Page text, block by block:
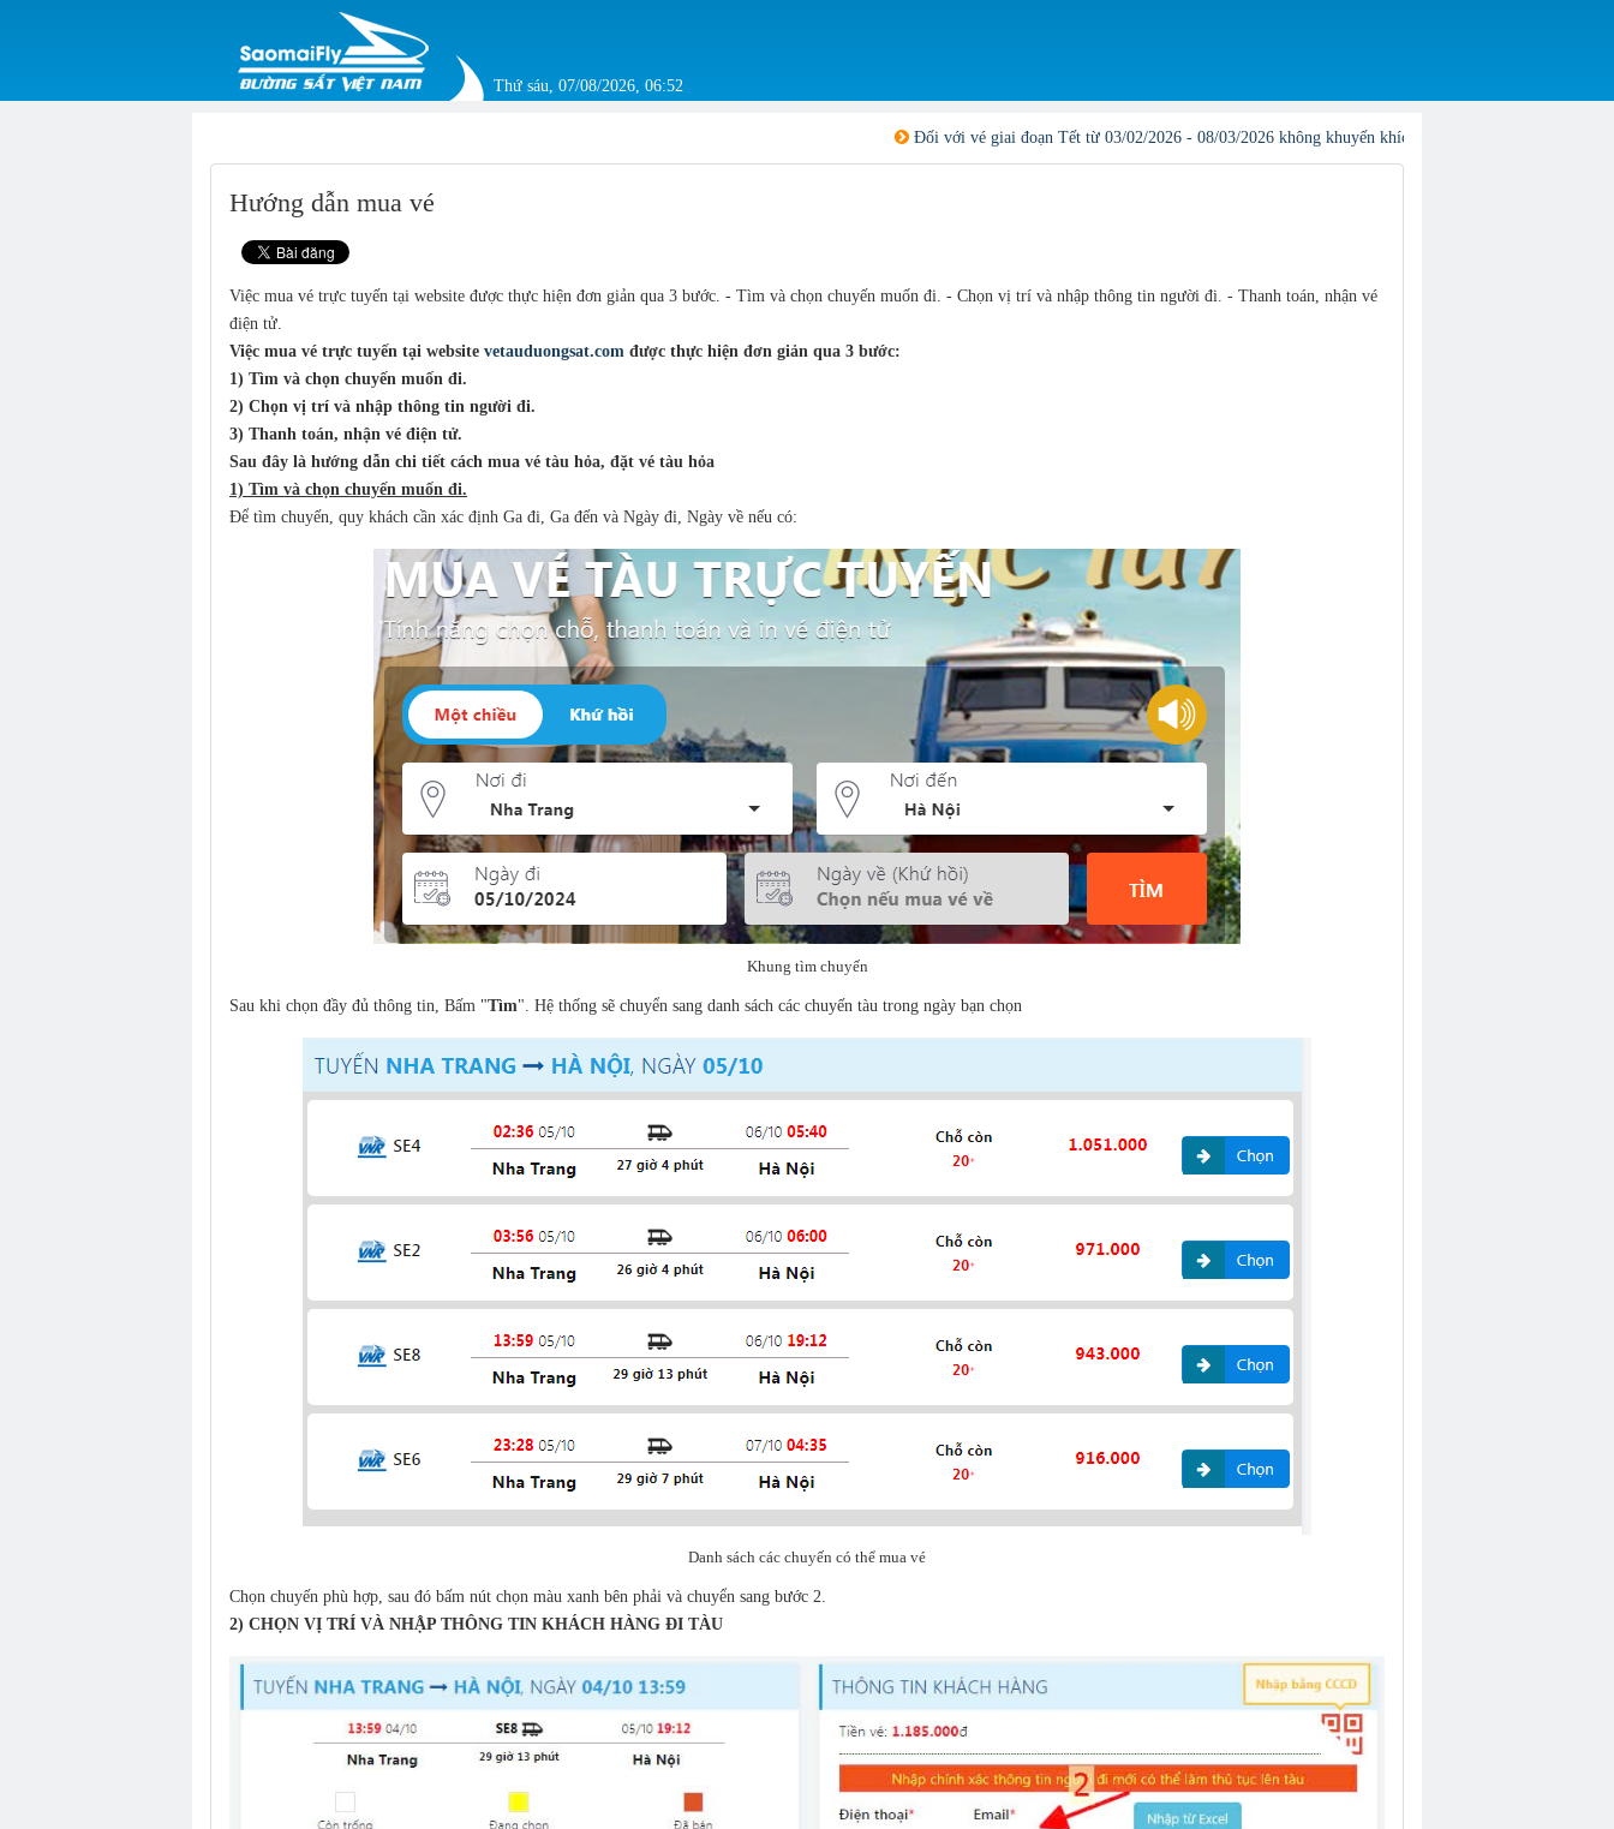
Thứ sáu, 07/08/2026, 06:52
Đối với vé giai đoạn Tết từ 03/02/2026 - 08/03/2026 không khuyến khích khách hàng đặt online1, Vị trí và giá có thể
Hướng dẫn mua vé
Việc mua vé trực tuyến tại website được thực hiện đơn giản qua 3 bước. - Tìm và chọn chuyến muốn đi. - Chọn vị trí và nhập thông tin người đi. - Thanh toán, nhận vé
điện tử.
Việc mua vé trực tuyến tại website vetauduongsat.com được thực hiện đơn giản qua 3 bước:
1) Tìm và chọn chuyến muốn đi.
2) Chọn vị trí và nhập thông tin người đi.
3) Thanh toán, nhận vé điện tử.
Sau đây là hướng dẫn chi tiết cách mua vé tàu hỏa, đặt vé tàu hỏa
1) Tìm và chọn chuyến muốn đi.
Để tìm chuyến, quy khách cần xác định Ga đi, Ga đến và Ngày đi, Ngày về nếu có:
Khung tìm chuyến
Sau khi chọn đầy đủ thông tin, Bấm "Tìm". Hệ thống sẽ chuyển sang danh sách các chuyến tàu trong ngày bạn chọn
Danh sách các chuyến có thể mua vé
Chọn chuyến phù hợp, sau đó bấm nút chọn màu xanh bên phải và chuyển sang bước 2.
2) CHỌN VỊ TRÍ VÀ NHẬP THÔNG TIN KHÁCH HÀNG ĐI TÀU